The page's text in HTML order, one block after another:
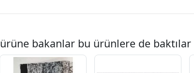
bakanlar bu ürünlere de baktılar